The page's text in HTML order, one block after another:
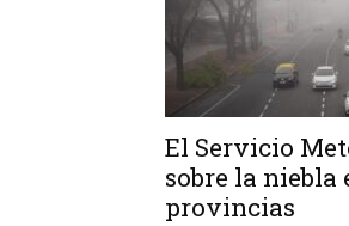
El Servicio
sobre la niebla
provincias